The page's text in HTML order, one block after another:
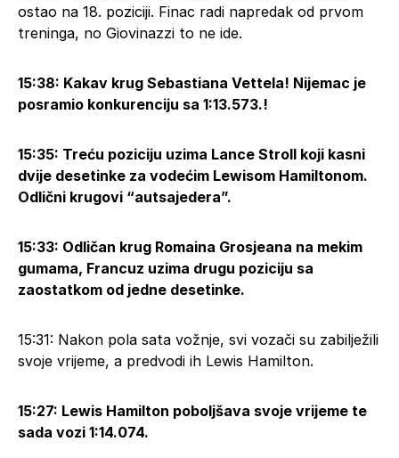
ostao na 18. poziciji. Finac radi napredak od prvom
treninga, no Giovinazzi to ne ide.
15:38: Kakav krug Sebastiana Vettela! Nijemac je
posramio konkurenciju sa 1:13.573.!
15:35: Treću poziciju uzima Lance Stroll koji kasni
dvije desetinke za vodećim Lewisom Hamiltonom.
Odlični krugovi “autsajedera”.
15:33: Odličan krug Romaina Grosjeana na mekim
gumama, Francuz uzima drugu poziciju sa
zaostatkom od jedne desetinke.
15:31: Nakon pola sata vožnje, svi vozači su zabilježili
svoje vrijeme, a predvodi ih Lewis Hamilton.
15:27: Lewis Hamilton poboljšava svoje vrijeme te
sada vozi 1:14.074.